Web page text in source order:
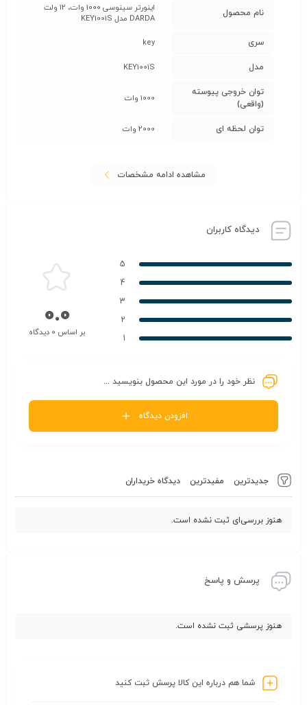
نام محصول
اینورتر سینوسی 1000 وات، 12 ولت
DARDA مدل KEY1001S
سری key
مدل KEY1001S
توان خروجی پیوسته
(واقعی)
1000 وات
توان لحظه ای 2000 وات
مشاهده ادامه مشخصات
دیدگاه کاربران
جدیدترین مفیدترین دیدگاه خریداران
هنوز بررسی‌ای ثبت نشده است.
5
4
3
2
1
0.0
بر اساس 0 دیدگاه
نظر خود را در مورد این محصول بنویسید ...
افزودن دیدگاه
پرسش و پاسخ
هنوز پرسشی ثبت نشده است.
شما هم درباره این کالا پرسش ثبت کنید